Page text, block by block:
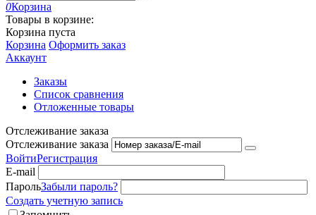
0Корзина
Товары в корзине:
Корзина пуста
Корзина Оформить заказ
Аккаунт
Заказы
Список сравнения
Отложенные товары
Отслеживание заказа
Отслеживание заказа
ВойтиРегистрация
E-mail
ПарольЗабыли пароль?
Создать учетную запись